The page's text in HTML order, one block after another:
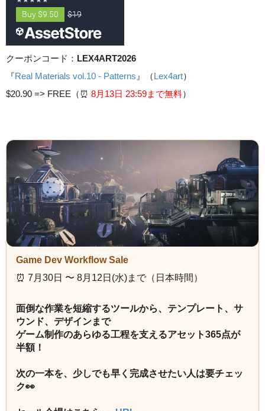
クーポンコード： LEX4ART2026
『Real Materials vol.10 - Patterns 』（Lex4art）
$20.90 => FREE（⏰️ 8月13日 23:59まで無料）
Game Dev Workflow Sale
⏰️ 7月30日 〜 8月12日(水)まで（日本時間）
面倒な作業を短縮するツールから、テンプレート、サ
ウンド、デザインまで
ゲーム制作のあらゆる工程を支えるアセット365点が
半額！
次の一本を、少しでも早く完成させたい人は要チェッ
ク👀